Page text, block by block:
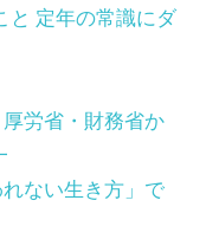
と 定年の常識にダ
労省・財務省か
ない生き方」で